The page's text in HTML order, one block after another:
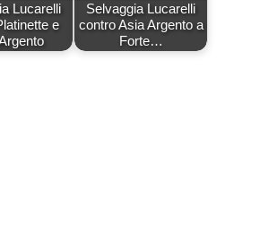
Lucarelli
e
Selvaggia Lucarelli
contro Asia Argento a
Forte…